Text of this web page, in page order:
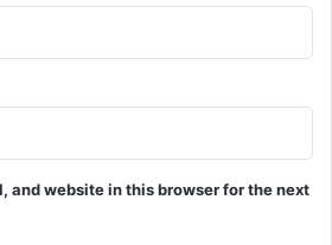
and website in this browser for the next